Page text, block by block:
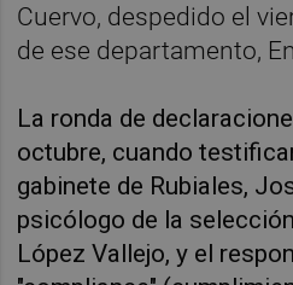
Cuervo, despedido el
de ese departamento,
La ronda de
octubre, cuando
gabinete de Rubiales,
psicólogo de la
López Vallejo, y el